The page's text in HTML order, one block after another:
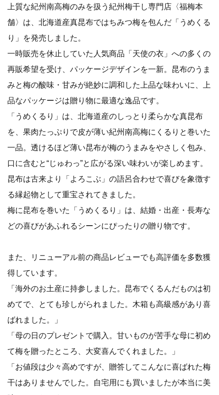
上質な紀州南高梅のみを扱う紀州梅干し専門店〈福梅本
舗〉は、北海道産真昆布ではちみつ梅を包んだ「うめくる
り」を発売しました。
一時販売を休止していた人気商品「天使の衣」への多くの
再販希望を受け、パッケージデザインを一新。昆布のうま
みと梅の酸味・甘みが絶妙に調和した上品な味わいに、上
品なパッケージは贈り物に最適な逸品です。
「うめくるり」は、北海道産のしっとり柔らかな真昆布
を、果肉たっぷりで皮が薄い紀州南高梅にくるりと巻いた
一品。透けるほど薄い昆布が梅のうまみをやさしく包み、
口に含むと“じゅわっ”と広がる深い味わいが楽しめます。
昆布は古来より「よろこぶ」の語呂合わせで喜びを象徴す
る縁起物として重宝されてきました。
梅に昆布を巻いた「うめくるり」は、結婚・出産・長寿な
どの喜びがあふれるシーンにぴったりの贈り物です。
また、リニューアル前の商品レビューでも高評価を多数獲
得しています。
「海外のお土産に持参しました。昆布でくるんだものは初
めてで、とても珍しがられました。木箱も高級感があり喜
ばれました。」
「母の日のプレゼントで購入。甘いものが苦手な母に初め
て梅を贈ったところ、大変喜んでくれました。」
「お値段は少々高めですが、贈答してこんなに喜ばれた梅
干はありませんでした。自宅用にも買いましたが本当に美